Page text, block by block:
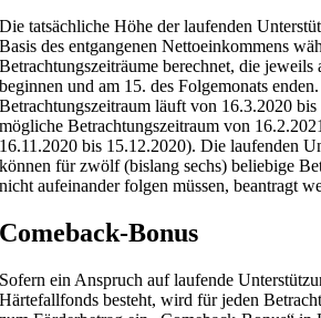
Die tatsächliche Höhe der laufenden
Basis des entgangenen Nettoeinkommens
Betrachtungszeiträume berechnet, die jeweils
beginnen und am 15. des Folgemonats
Betrachtungszeitraum läuft von 16.3.2020
mögliche Betrachtungszeitraum von
16.11.2020 bis 15.12.2020). Die laufenden
können für zwölf (bislang sechs) beliebige
nicht aufeinander folgen müssen, beantragt
Comeback-Bonus
Sofern ein Anspruch auf laufende
Härtefallfonds besteht, wird für jeden